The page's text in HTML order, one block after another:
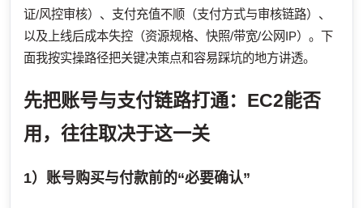
证/风控审核）、支付充值不顺（支付方式与审核链路）、
以及上线后成本失控（资源规格、快照/带宽/公网IP）。下
面我按实操路径把关键决策点和容易踩坑的地方讲透。
先把账号与支付链路打通：EC2能否
用，往往取决于这一关
1）账号购买与付款前的“必要确认”